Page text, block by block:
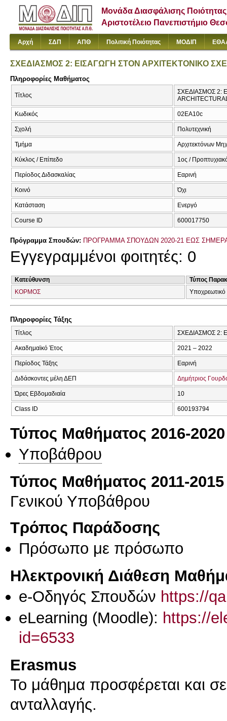
Μονάδα Διασφάλισης Ποιότητας
Αριστοτέλειο Πανεπιστήμιο
Αρχή ΣΔΠ ΑΠΘ Πολιτική Ποιότητας ΜΟΔΙΠ
ΣΧΕΔΙΑΣΜΟΣ 2: ΕΙΣΑΓΩΓΗ ΣΤΟΝ ΑΡΧΙΤΕΚΤΟΝΙΚΟ
Πληροφορίες Μαθήματος
Τίτλος
ΣΧΕΔΙΑΣΜΟΣ 2:
Κωδικός 02EA10c
Σχολή Πολυτεχνική
Τμήμα Αρχιτεκτόνων
Κύκλος / Επίπεδο 1ος /
Περίοδος Διδασκαλίας Εαρινή
Κοινό Όχι
Κατάσταση Ενεργό
Course ID 600017750
Πρόγραμμα Σπουδών: ΠΡΟΓΡΑΜΜΑ ΣΠΟΥΔΩΝ 2020-21 ΕΩΣ
Εγγεγραμμένοι φοιτητές: 0
Κατεύθυνση
Τύπος
ΚΟΡΜΟΣ
Πληροφορίες Τάξης
Τίτλος ΣΧΕΔΙΑΣΜΟΣ 2:
Ακαδημαϊκό Έτος 2021 – 2022
Περίοδος Τάξης Εαρινή
Διδάσκοντες μέλη ΔΕΠ Δημήτριος
Ώρες Εβδομαδιαία 10
Class ID 600193794
Τύπος Μαθήματος 2016-2020
Υποβάθρου
Τύπος Μαθήματος 2011-2015
Γενικού Υποβάθρου
Τρόπος Παράδοσης
Πρόσωπο με πρόσωπο
Ηλεκτρονική Διάθεση
e-Οδηγός Σπουδών https://
eLearning (Moodle): https://
id=6533
Erasmus
Το μάθημα προσφέρεται και
ανταλλαγής.